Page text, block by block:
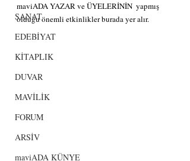
SANAT
EDEBİYAT
KİTAPLIK
DUVAR
MAVİLİK
FORUM
ARSİV
maviADA KÜNYE
maviADA YAZAR ve ÜYELERİNİN  yapmış
olduğu önemli etkinlikler burada yer alır.